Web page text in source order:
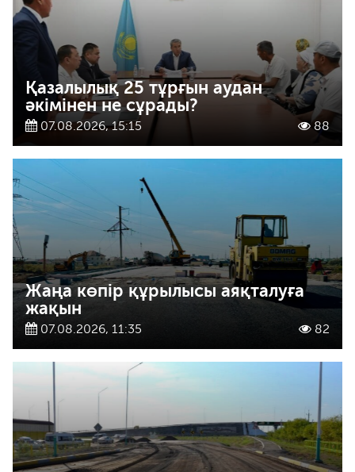
Қазалылық 25 тұрғын аудан
әкімінен не сұрады?
07.08.2026, 15:15 88
Жаңа көпір құрылысы аяқталуға
жақын
07.08.2026, 11:35 82